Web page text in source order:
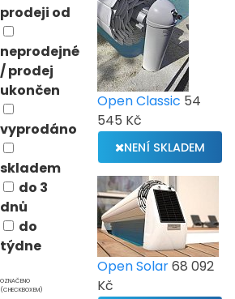
prodeji od
neprodejné
/ prodej
ukončen
vyprodáno
skladem
do 3
dnů
do
týdne
OZNAČENO
(CHECKBOXEM)
Open Classic 54
545 Kč
NENÍ SKLADEM
Open Solar68 092
Kč